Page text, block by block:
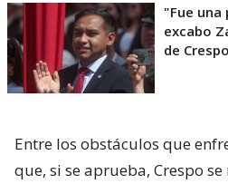
"Fue
excabo
de
Entre los obstáculos que
que, si se aprueba, Crespo